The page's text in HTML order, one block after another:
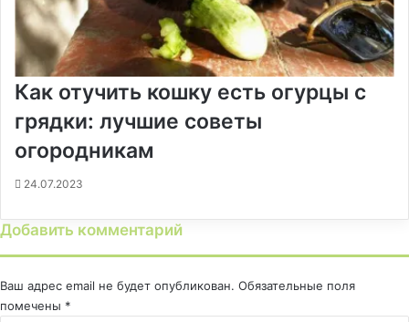
Как отучить кошку есть огурцы с
грядки: лучшие советы
огородникам
24.07.2023
Добавить комментарий
Ваш адрес email не будет опубликован. Обязательные поля
помечены *